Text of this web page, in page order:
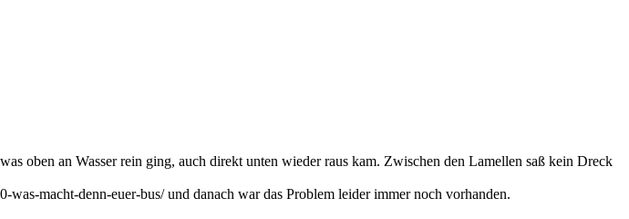
oben an Wasser rein ging, auch direkt unten wieder raus kam. Zwischen den Lamellen saß kein Dreck
macht-denn-euer-bus/ und danach war das Problem leider immer noch vorhanden.